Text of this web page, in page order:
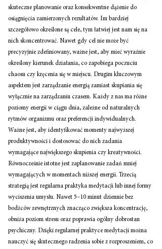
skuteczne planowanie oraz konsekwentne dążenie do
osiągnięcia zamierzonych rezultatów. Im bardziej
szczegółowo określone są cele, tym łatwiej jest nam się na
nich skoncentrować. Nawet gdy cel nie może być
precyzyjnie zdefiniowany, ważne jest, aby mieć wyraźnie
określony kierunek działania, co zapobiega poczuciu
chaosu czy kręcenia się w miejscu. Drugim kluczowym
aspektem jest zarządzanie energią zamiast skupiania się
wyłącznie na zarządzaniu czasem. Każdy z nas ma różne
poziomy energii w ciągu dnia, zależne od naturalnych
rytmów organizmu oraz preferencji indywidualnych.
Ważne jest, aby identyfikować momenty najwyższej
produktywności i dostosować do nich zadania
wymagające największego skupienia czy kreatywności.
Równocześnie istotne jest zaplanowanie zadań mniej
wymagających w momentach niższej energii. Trzecią
strategią jest regularna praktyka medytacji lub innej formy
wyciszenia umysłu. Nawet 5–10 minut dziennie bez
bodźców zewnętrznych znacząco zwiększa koncentrację,
obniża poziom stresu oraz poprawia ogólny dobrostan
psychiczny. Dzięki regularnej praktyce medytacji można
nauczyć się skutecznego radzenia sobie z rozproszeniem, co